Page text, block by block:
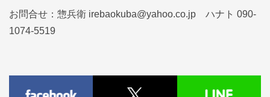
お問合せ：惣兵衛 irebaokuba@yahoo.co.jp ハナト 090-
1074-5519